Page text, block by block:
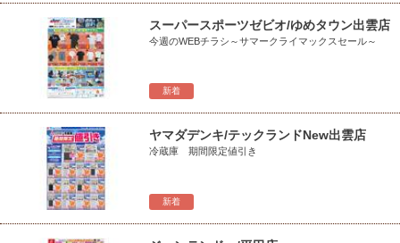
新着
スーパースポーツゼビオ/ゆめタウン出雲店
今週のWEBチラシ～サマークライマックスセール～
新着
ヤマダデンキ/テックランドNew出雲店
冷蔵庫 期間限定値引き